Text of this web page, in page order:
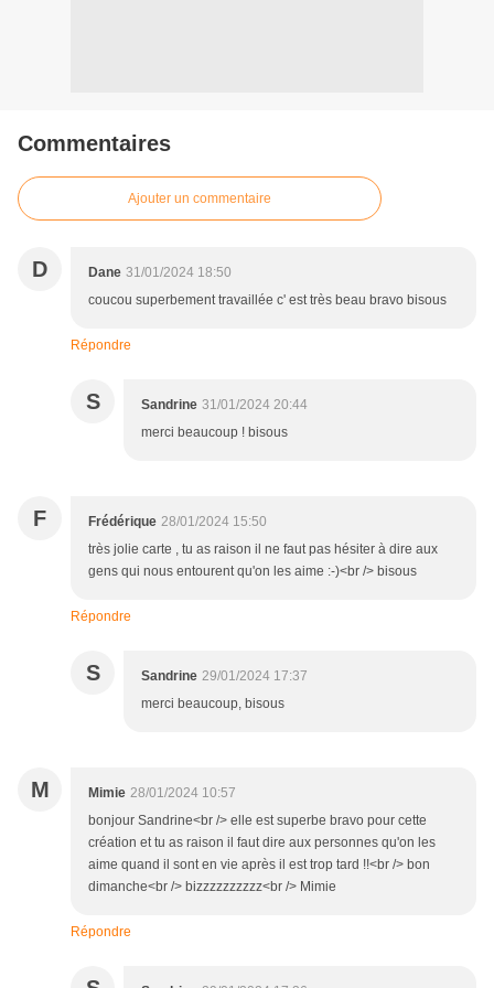
Commentaires
Ajouter un commentaire
D Dane 31/01/2024 18:50
coucou superbement travaillée c' est très beau bravo bisous
Répondre
S Sandrine 31/01/2024 20:44
merci beaucoup ! bisous
F Frédérique 28/01/2024 15:50
très jolie carte , tu as raison il ne faut pas hésiter à dire aux
gens qui nous entourent qu'on les aime :-)<br /> bisous
Répondre
S Sandrine 29/01/2024 17:37
merci beaucoup, bisous
M Mimie 28/01/2024 10:57
bonjour Sandrine<br /> elle est superbe bravo pour cette
création et tu as raison il faut dire aux personnes qu'on les
aime quand il sont en vie après il est trop tard !!<br /> bon
dimanche<br /> bizzzzzzzzzz<br /> Mimie
Répondre